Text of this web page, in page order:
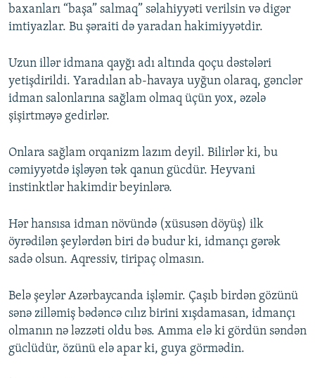
baxanları “başa” salmaq” səlahiyyəti verilsin və digər
imtiyazlar. Bu şəraiti də yaradan hakimiyyətdir.
Uzun illər idmana qayğı adı altında qoçu dəstələri
yetişdirildi. Yaradılan ab-havaya uyğun olaraq, gənclər
idman salonlarına sağlam olmaq üçün yox, əzələ
şişirtməyə gedirlər.
Onlara sağlam orqanizm lazım deyil. Bilirlər ki, bu
cəmiyyətdə işləyən tək qanun gücdür. Heyvani
instinktlər hakimdir beyinlərə.
Hər hansısa idman növündə (xüsusən döyüş) ilk
öyrədilən şeylərdən biri də budur ki, idmançı gərək
sadə olsun. Aqressiv, tiripaç olmasın.
Belə şeylər Azərbaycanda işləmir. Çaşıb birdən gözünü
sənə zilləmiş bədəncə cılız birini xışdamasan, idmançı
olmanın nə ləzzəti oldu bəs. Amma elə ki gördün səndən
güclüdür, özünü elə apar ki, guya görmədin.